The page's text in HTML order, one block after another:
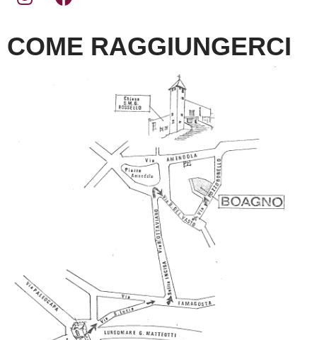
COME RAGGIUNGERCI